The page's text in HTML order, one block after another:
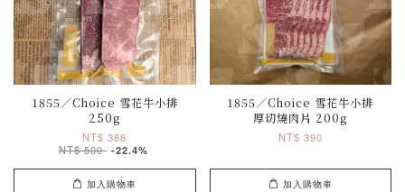
1855／Choice 雪花牛小排
250g
NT$ 388
NT$ 500 -22.4%
加入購物車
1855／Choice 雪花牛小排
厚切燒肉片 200g
NT$ 390
加入購物車